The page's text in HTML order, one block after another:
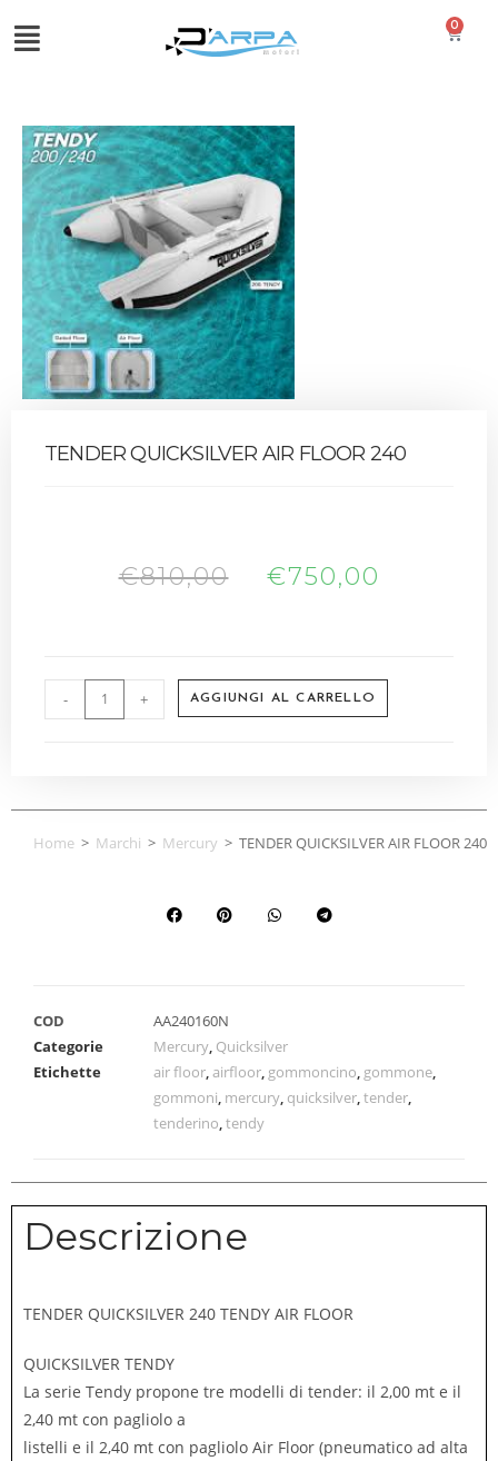
0
TENDER QUICKSILVER AIR FLOOR 240
€810,00 €750,00
- + AGGIUNGI AL CARRELLO
Home > Marchi > Mercury > TENDER QUICKSILVER AIR FLOOR 240
COD
AA240160N
Categorie
Mercury, Quicksilver
Etichette
air floor,airfloor, gommoncino, gommone,
gommoni, mercury, quicksilver,tender,
tenderino,tendy
Descrizione
TENDER QUICKSILVER 240 TENDY AIR FLOOR
QUICKSILVER TENDY
La serie Tendy propone tre modelli di tender: il 2,00 mt e il
2,40 mt con pagliolo a
listelli e il 2,40 mt con pagliolo Air Floor (pneumatico ad alta